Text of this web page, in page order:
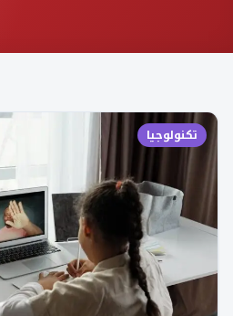
تكنولوجيا